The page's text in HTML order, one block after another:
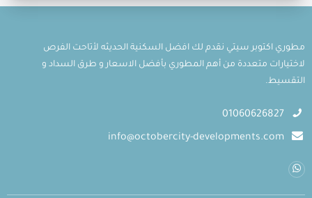
مطوري اكتوبر سيتي نقدم لك افضل السكنية الحديثه لأتاحت الفرص
لاختيارات متعددة من أهم المطوري بأفضل الاسعار و طرق السداد و
التقسيط.
01060626827
info@octobercity-developments.com